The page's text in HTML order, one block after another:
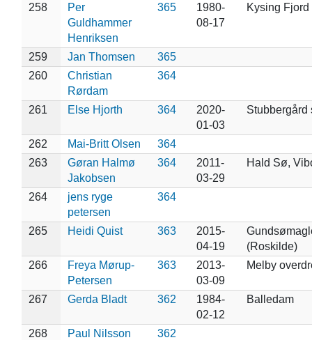
258
Per
Guldhammer
Henriksen
365
1980-
08-17
Kysing Fjord
259 Jan Thomsen
365
260
Christian
Rørdam
364
261 Else Hjorth 364
2020-
01-03
Stubbergård
262 Mai-Britt Olsen
364
263
Gøran Halmø
Jakobsen
364
2011-
03-29
Hald Sø,
264
jens ryge
petersen
364
265 Heidi Quist 363
2015-
04-19
(Roskilde)
266
Freya Mørup-
Petersen
363
2013-
03-09
Melby
267 Gerda Bladt 362
1984-
02-12
Balledam
268 Paul Nilsson
362